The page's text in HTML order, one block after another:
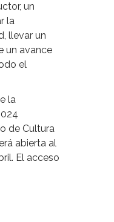
un
la
llevar un
un avance
el
la
de Cultura
abierta al
El acceso